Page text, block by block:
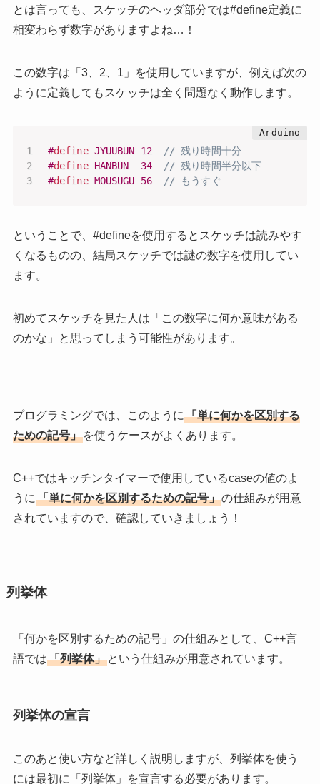
とは言っても、スケッチのヘッダ部分では#define定義に
相変わらず数字がありますよね…！
この数字は「3、2、1」を使用していますが、例えば次の
ように定義してもスケッチは全く問題なく動作します。
#define JYUUBUN 12
// 残り時間十分
#define HANBUN 34
// 残り時間半分以下
#define MOUSUGU 56 // もうすぐ
ということで、#defineを使用するとスケッチは読みやす
くなるものの、結局スケッチでは謎の数字を使用してい
ます。
初めてスケッチを見た人は「この数字に何か意味がある
のかな」と思ってしまう可能性があります。
プログラミングでは、このように 「単に何かを区別する
ための記号」を使うケースがよくあります。
C++ではキッチンタイマーで使用しているcaseの値のよ
うに 「単に何かを区別するための記号」の仕組みが用意
されていますので、確認していきましょう！
列挙体
「何かを区別するための記号」の仕組みとして、C++言
語では「列挙体」という仕組みが用意されています。
列挙体の宣言
このあと使い方など詳しく説明しますが、列挙体を使う
には最初に「列挙体」を宣言する必要があります。